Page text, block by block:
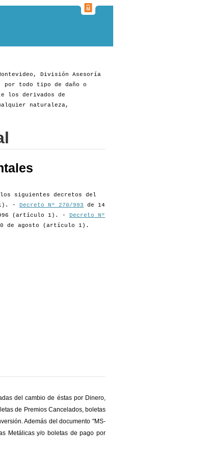
División Asesoría
por todo tipo de daño o
los derivados de
naturaleza,
los siguientes decretos del
- Decreto Nº 270/993 de 14
(artículo 1). - Decreto Nº
de agosto (artículo 1).
del cambio de éstas por Dinero,
de Premios Cancelados, boletas
Además del documento "MS-
Metálicas y/o boletas de pago por